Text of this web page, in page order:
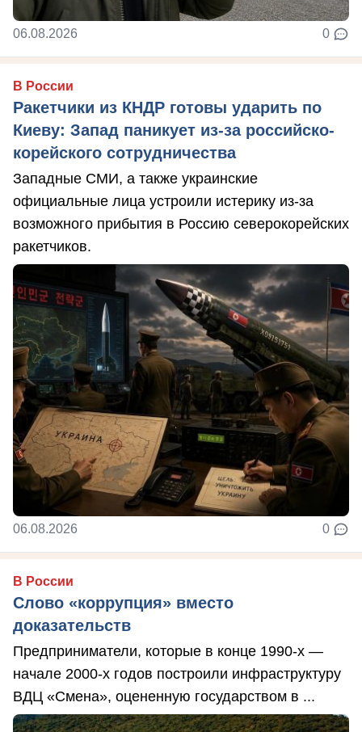
06.08.2026 0
В России
Ракетчики из КНДР готовы ударить по
Киеву: Запад паникует из-за российско-
корейского сотрудничества
Западные СМИ, а также украинские
официальные лица устроили истерику из-за
возможного прибытия в Россию северокорейских
ракетчиков.
06.08.2026 0
В России
Слово «коррупция» вместо
доказательств
Предприниматели, которые в конце 1990-х —
начале 2000-х годов построили инфраструктуру
ВДЦ «Смена», оцененную государством в ...